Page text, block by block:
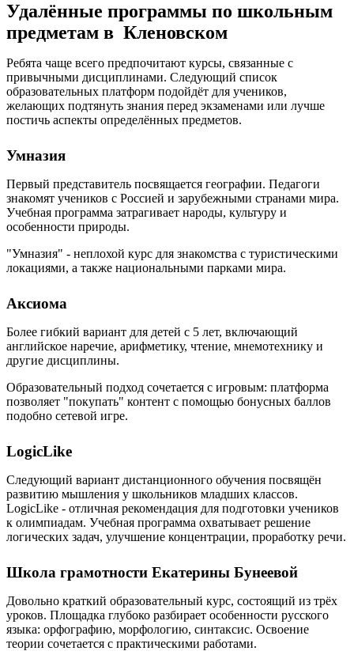
Удалённые программы по школьным
предметам в Кленовском
Ребята чаще всего предпочитают курсы, связанные с
привычными дисциплинами. Следующий список
образовательных платформ подойдёт для учеников,
желающих подтянуть знания перед экзаменами или лучше
постичь аспекты определённых предметов.
Умназия
Первый представитель посвящается географии. Педагоги
знакомят учеников с Россией и зарубежными странами мира.
Учебная программа затрагивает народы, культуру и
особенности природы.
"Умназия" - неплохой курс для знакомства с туристическими
локациями, а также национальными парками мира.
Аксиома
Более гибкий вариант для детей с 5 лет, включающий
английское наречие, арифметику, чтение, мнемотехнику и
другие дисциплины.
Образовательный подход сочетается с игровым: платформа
позволяет "покупать" контент с помощью бонусных баллов
подобно сетевой игре.
LogicLike
Следующий вариант дистанционного обучения посвящён
развитию мышления у школьников младших классов.
LogicLike - отличная рекомендация для подготовки учеников
к олимпиадам. Учебная программа охватывает решение
логических задач, улучшение концентрации, проработку речи.
Школа грамотности Екатерины Бунеевой
Довольно краткий образовательный курс, состоящий из трёх
уроков. Площадка глубоко разбирает особенности русского
языка: орфографию, морфологию, синтаксис. Освоение
теории сочетается с практическими работами.